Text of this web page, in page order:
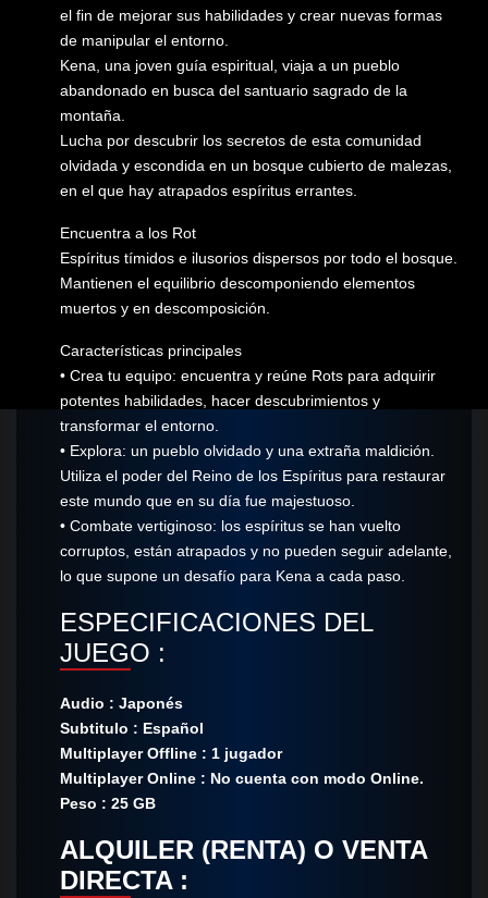
el fin de mejorar sus habilidades y crear nuevas formas
de manipular el entorno.
Kena, una joven guía espiritual, viaja a un pueblo
abandonado en busca del santuario sagrado de la
montaña.
Lucha por descubrir los secretos de esta comunidad
olvidada y escondida en un bosque cubierto de malezas,
en el que hay atrapados espíritus errantes.
Encuentra a los Rot
Espíritus tímidos e ilusorios dispersos por todo el bosque.
Mantienen el equilibrio descomponiendo elementos
muertos y en descomposición.
Características principales
• Crea tu equipo: encuentra y reúne Rots para adquirir
potentes habilidades, hacer descubrimientos y
transformar el entorno.
• Explora: un pueblo olvidado y una extraña maldición.
Utiliza el poder del Reino de los Espíritus para restaurar
este mundo que en su día fue majestuoso.
• Combate vertiginoso: los espíritus se han vuelto
corruptos, están atrapados y no pueden seguir adelante,
lo que supone un desafío para Kena a cada paso.
ESPECIFICACIONES DEL
JUEGO :
Audio : Japonés
Subtitulo : Español
Multiplayer Offline : 1 jugador
Multiplayer Online : No cuenta con modo Online.
Peso : 25 GB
ALQUILER (RENTA) O VENTA
DIRECTA :